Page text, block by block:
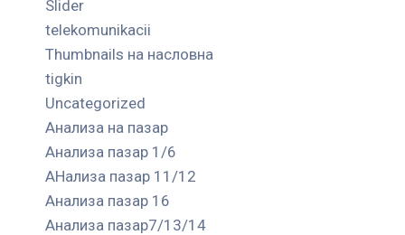
Slider
telekomunikacii
Thumbnails на насловна
tigkin
Uncategorized
Анализа на пазар
Анализа пазар 1/6
АНализа пазар 11/12
Анализа пазар 16
Анализа пазар7/13/14